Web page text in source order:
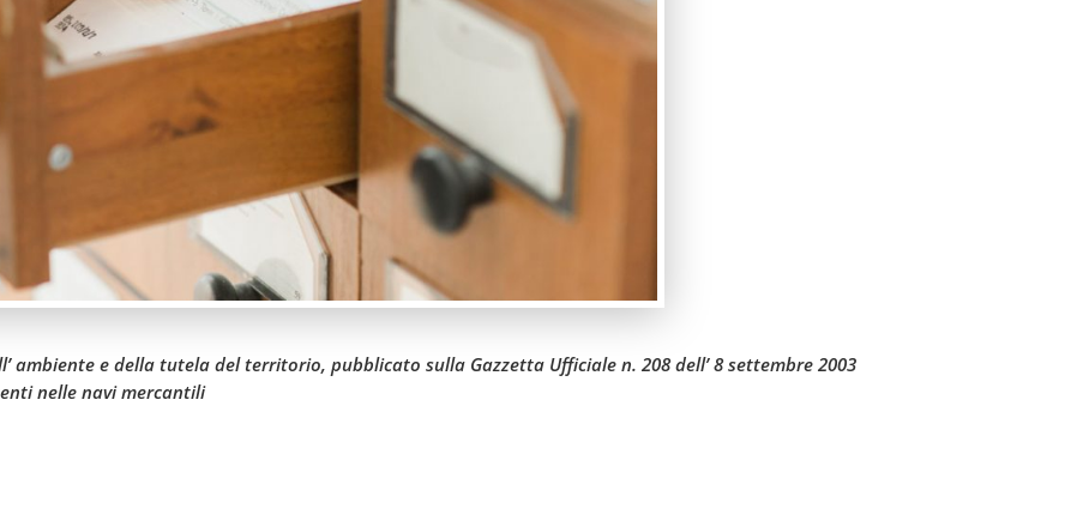
ambiente e della tutela del territorio, pubblicato sulla Gazzetta Ufficiale n. 208 dell’ 8 settembre 2003
nelle navi mercantili